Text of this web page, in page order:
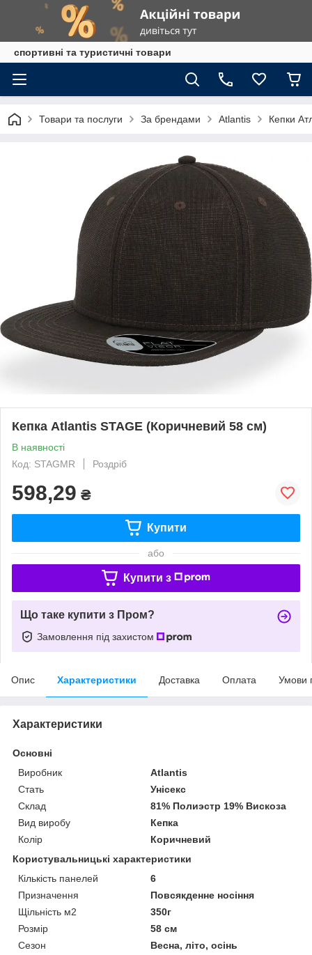
спортивні та туристичні товари
Товари та послуги За брендами Atlantis Кепки
Кепка Atlantis STAGE (Коричневий 58 см)
В наявності
Код: STAGMR
Роздріб
598,29 ₴
Купити
або
Купити з
Що таке купити з Пром?
Замовлення під захистом
Опис Характеристики Доставка Оплата Умови
Характеристики
Основні
Виробник
Atlantis
Стать
Унісекс
Склад
81% Полиэстр 19% Вискоза
Вид виробу
Кепка
Колір
Коричневий
Користувальницькі характеристики
Кількість панелей
6
Призначення
Повсякденне носіння
Щільність м2
350г
Розмір
58 см
Сезон
Весна, літо, осінь